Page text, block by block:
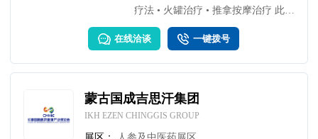
疗法 • 火罐治疗 • 推拿按摩治疗 此
外，还将按照标准提供刮痧、拔罐、
火罐或吸杯疗法、胆道清洗 （利
胆）、肠道清洁、灌肠（洗胃）、敷
在线洽谈 一键拨号
蒙古国成吉思汗集团
IKH EZEN CHINGGIS GROUP